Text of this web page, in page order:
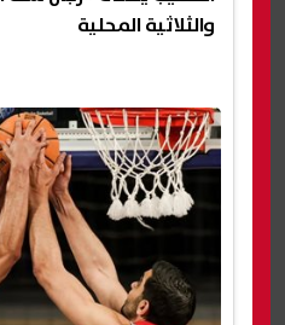
والثلاثية المحلية‎